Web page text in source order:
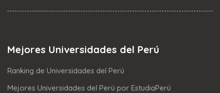
Mejores Universidades del Perú
Ranking de Universidades del Perú
Mejores Universidades del Perú por EstudiaPerú